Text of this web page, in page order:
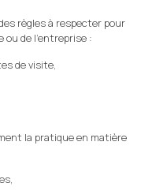
règles à respecter pour
de l’entreprise :
de visite,
la pratique en matière